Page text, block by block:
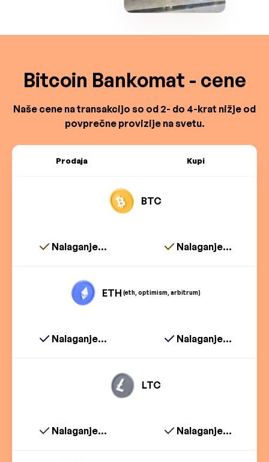
Bitcoin Bankomat - cene
Naše cene na transakcijo so od 2- do 4-krat nižje od
povprečne provizije na svetu.
Prodaja Kupi
BTC
Nalaganje... Nalaganje...
ETH (eth, optimism, arbitrum)
Nalaganje... Nalaganje...
LTC
Nalaganje... Nalaganje...